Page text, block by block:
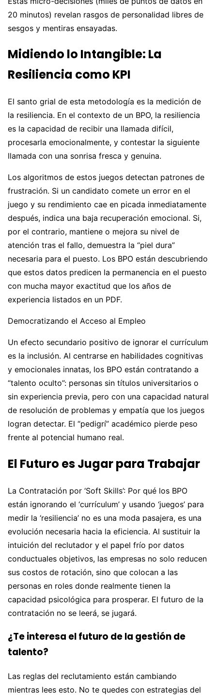
20 minutos) revelan rasgos de personalidad libres de
sesgos y mentiras ensayadas.
Midiendo lo Intangible: La
Resiliencia como KPI
El santo grial de esta metodología es la medición de
la resiliencia. En el contexto de un BPO, la resiliencia
es la capacidad de recibir una llamada difícil,
procesarla emocionalmente, y contestar la siguiente
llamada con una sonrisa fresca y genuina.
Los algoritmos de estos juegos detectan patrones de
frustración. Si un candidato comete un error en el
juego y su rendimiento cae en picada inmediatamente
después, indica una baja recuperación emocional. Si,
por el contrario, mantiene o mejora su nivel de
atención tras el fallo, demuestra la “piel dura”
necesaria para el puesto. Los BPO están descubriendo
que estos datos predicen la permanencia en el puesto
con mucha mayor exactitud que los años de
experiencia listados en un PDF.
Democratizando el Acceso al Empleo
Un efecto secundario positivo de ignorar el currículum
es la inclusión. Al centrarse en habilidades cognitivas
y emocionales innatas, los BPO están contratando a
“talento oculto”: personas sin títulos universitarios o
sin experiencia previa, pero con una capacidad natural
de resolución de problemas y empatía que los juegos
logran detectar. El “pedigrí” académico pierde peso
frente al potencial humano real.
El Futuro es Jugar para Trabajar
La Contratación por ‘Soft Skills’: Por qué los BPO
están ignorando el ‘currículum’ y usando ‘juegos’ para
medir la ‘resiliencia’ no es una moda pasajera, es una
evolución necesaria hacia la eficiencia. Al sustituir la
intuición del reclutador y el papel frío por datos
conductuales objetivos, las empresas no solo reducen
sus costos de rotación, sino que colocan a las
personas en roles donde realmente tienen la
capacidad psicológica para prosperar. El futuro de la
contratación no se leerá, se jugará.
¿Te interesa el futuro de la gestión de
talento?
Las reglas del reclutamiento están cambiando
mientras lees esto. No te quedes con estrategias del